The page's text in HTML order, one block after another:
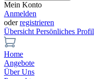
Mein Konto
Anmelden
oderregistrieren
Übersicht Persönliches Profil
Home
Angebote
Über Uns